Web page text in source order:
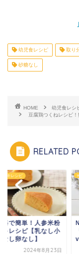
幼児食レシピ 取り
砂糖なし
HOME
幼児食レシ
豆腐鶏つくねレシピ
RELATED
公式レシピ本
magazine
2024年8月14日